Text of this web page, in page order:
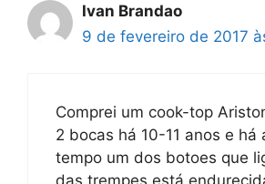
Ivan Brandao
9 de fevereiro de 2017
Comprei um cook-top
2 bocas há 10-11 anos e há
tempo um dos botoes que